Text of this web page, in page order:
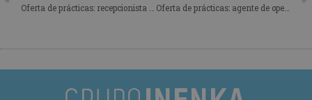
Oferta de prácticas: agente de operaciones